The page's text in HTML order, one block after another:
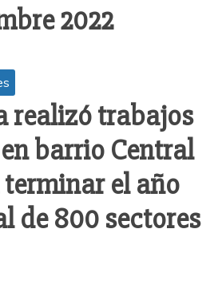
2022
realizó trabajos
barrio Central
el año
de 800 sectores